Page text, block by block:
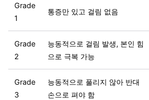
Grade
1
통증만 있고 걸림 없음
Grade
2
능동적으로 걸림 발생, 본인 힘
으로 극복 가능
Grade
3
능동적으로 풀리지 않아 반대
손으로 펴야 함